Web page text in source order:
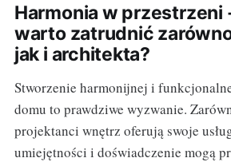
Harmonia w przestrzeni
warto zatrudnić
jak i architekta?
Stworzenie harmonijnej i
domu to prawdziwe wyzwanie.
projektanci wnętrz oferują swoje
umiejętności i doświadczenie mogą